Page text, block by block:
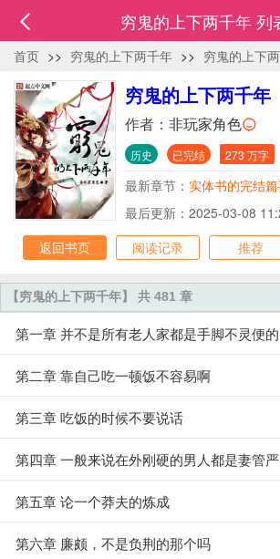
穷鬼的上下两千年 列
首页 >> 穷鬼的上下两千年 >> 穷鬼的上下
穷鬼的上下两千年
作者： 非玩家角色
历史 已完结 273 万字
最新章节： 实体书的完结
最后更新：2025-03-08
返回书页
阅读记录 推荐
【穷鬼的上下两千年】 共 481 章
第一章 并不是所有老人家都是手脚不灵便的
第二章 靠自己吃一顿饭不容易啊
第三章 吃饭的时候不要说话
第四章 一般来说在外刚硬的男人都是妻管严
第五章 论一个莽夫的炼成
第六章 廉颇，不是负荆的那个吗